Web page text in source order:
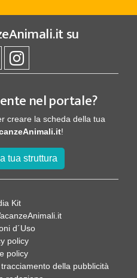
su
nel portale?
creare la scheda della tua
!
tua struttura
Kit
d´Uso
policy
policy
della pubblicità